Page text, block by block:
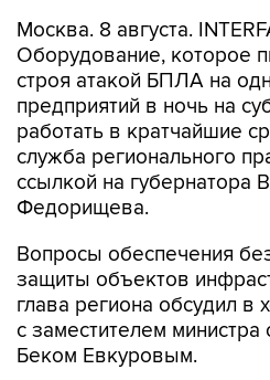
Москва. 8 августа.
Оборудование, которое
строя атакой БПЛА на
предприятий в ночь на
работать в кратчайшие
служба регионального
ссылкой на губернатора
Федорищева.
Вопросы обеспечения
защиты объектов
глава региона обсудил в
с заместителем
Беком Евкуровым.